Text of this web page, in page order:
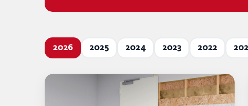
2026 2025 2024 2023 2022